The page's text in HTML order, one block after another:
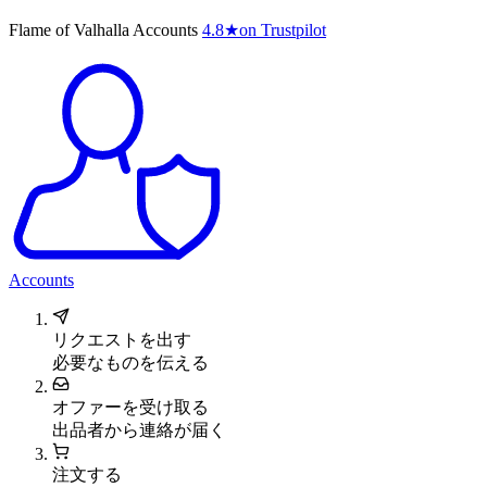
Flame of Valhalla Accounts 4.8★on Trustpilot
Accounts
リクエストを出す
必要なものを伝える
オファーを受け取る
出品者から連絡が届く
注文する